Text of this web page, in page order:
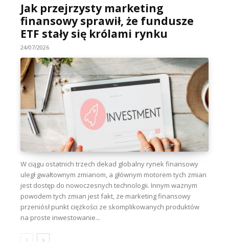
Jak przejrzysty marketing
finansowy sprawił, że fundusze
ETF stały się królami rynku
24/07/2026
W ciągu ostatnich trzech dekad globalny rynek finansowy
uległ gwałtownym zmianom, a głównym motorem tych zmian
jest dostęp do nowoczesnych technologii. Innym ważnym
powodem tych zmian jest fakt, że marketing finansowy
przeniósł punkt ciężkości ze skomplikowanych produktów
na proste inwestowanie...